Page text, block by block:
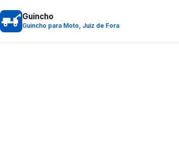
Guincho
Guincho para Moto, Juiz de Fora